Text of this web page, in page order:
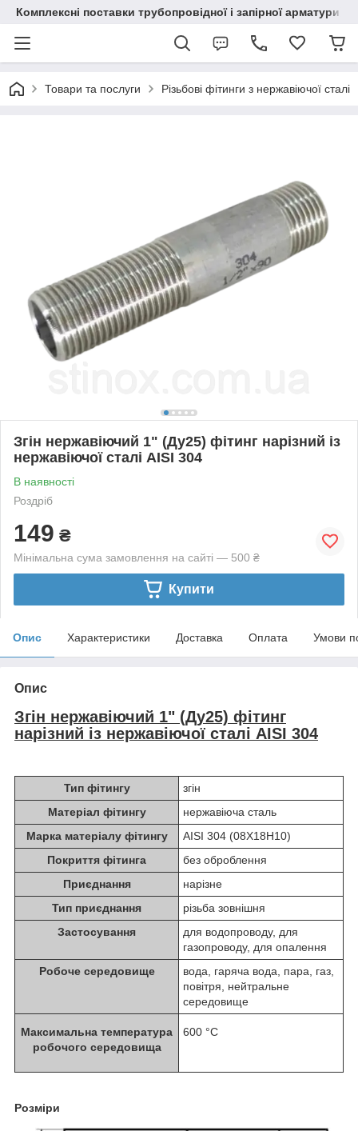
Комплексні поставки трубопровідної і запірної арматури
Товари та послуги Різьбові фітинги з нержавіючої сталі
Згін нержавіючий 1" (Ду25) фітинг нарізний із
нержавіючої сталі AISI 304
В наявності
Роздріб
149 ₴
Мінімальна сума замовлення на сайті — 500 ₴
Купити
Опис Характеристики Доставка Оплата Умови
Опис
Згін нержавіючий 1" (Ду25) фітинг
нарізний із нержавіючої сталі AISI 304
Тип фітингу
згін
Матеріал фітингу
нержавіюча сталь
Марка матеріалу фітингу
AISI 304 (08Х18Н10)
Покриття фітинга
без оброблення
Приєднання
нарізне
Тип приєднання
різьба зовнішня
Застосування
для водопроводу, для
газопроводу, для опалення
Робоче середовище
вода, гаряча вода, пара, газ,
повітря, нейтральне
середовище
Максимальна температура
робочого середовища
600 °C
Розміри